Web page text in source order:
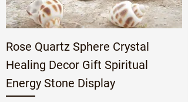
Rose Quartz Sphere Crystal
Healing Decor Gift Spiritual
Energy Stone Display